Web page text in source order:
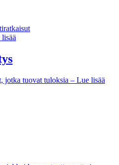
jotka tuovat tuloksia – Lue lisää